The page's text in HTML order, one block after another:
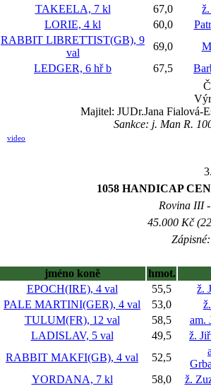
TAKEELA, 7 kl 67,0
LORIE, 4 kl 60,0
RABBIT LIBRETTIST(GB), 9
val
69,0
LEDGER, 6 hřb 67,5
Majitel: JUDr.Jana Fialová-
Sankce: j. Man R.
video
1058 HANDICAP
Rovina III
45.000 Kč
jméno koně
hmot.
EPOCH(IRE), 4 val 55,5
ž.
PALE MARTINI(GER), 4 val 53,0
TULUM(FR), 12 val 58,5
am.
LADISLAV, 5 val 49,5
ž.
RABBIT MAKFI(GB), 4 val 52,5
YORDANA, 7 kl 58,0
ž.